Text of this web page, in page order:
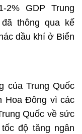
GDP Trung
thông qua kế
dầu khí ở Biển
của Trung Quốc
Hoa Đông vì các
Quốc về sức
độ tăng ngân